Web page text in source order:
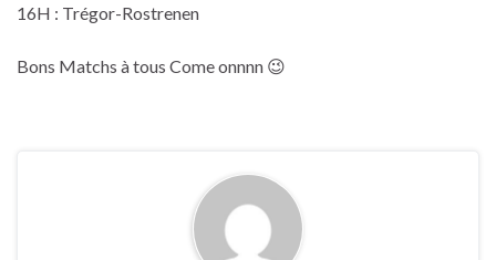
16H : Trégor-Rostrenen
Bons Matchs à tous Come onnnn 😉